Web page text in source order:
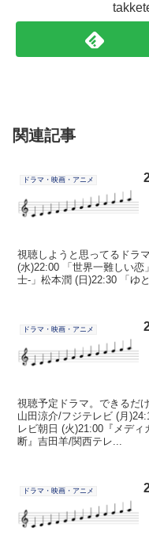
関連記事
ドラマ・映画・アニメ
視聴しようと思ってるドラ
(水)22:00 「世界一難しい
士-」松本潤 (日)22:30 「ゆ
ドラマ・映画・アニメ
視聴予定ドラマ。できるだ
山田涼介/フジテレビ (月
レビ朝日 (火)21:00『メデ
断』吉田羊/関西テレ...
ドラマ・映画・アニメ